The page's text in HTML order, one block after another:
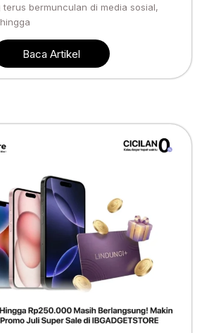
bermunculan di media sosial,
Baca Artikel